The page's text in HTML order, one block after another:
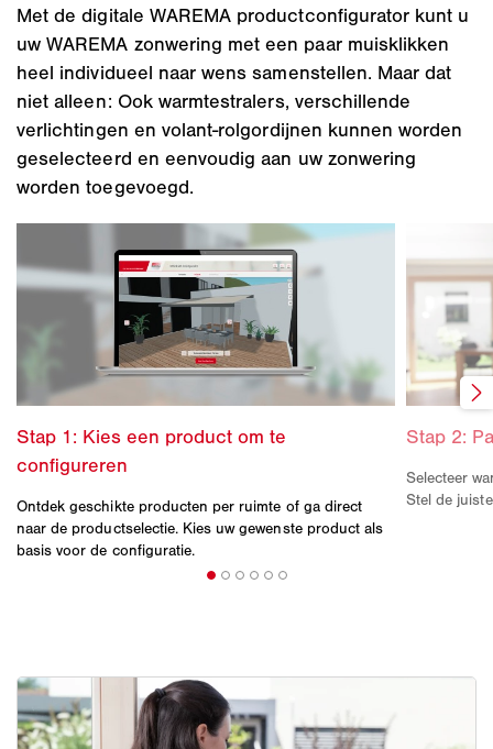
Met de digitale WAREMA productconfigurator kunt u
uw WAREMA zonwering met een paar muisklikken
heel individueel naar wens samenstellen. Maar dat
niet alleen: Ook warmtestralers, verschillende
verlichtingen en volant-rolgordijnen kunnen worden
geselecteerd en eenvoudig aan uw zonwering
worden toegevoegd.